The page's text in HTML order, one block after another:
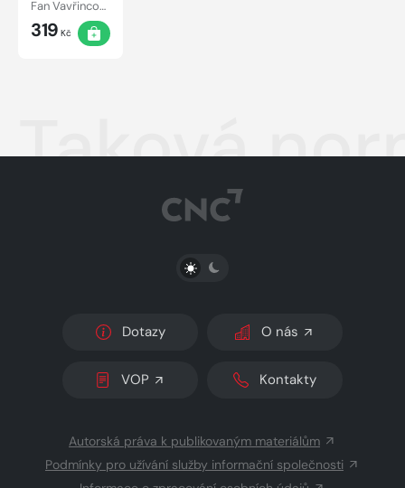
Fan Vavřincová
319 Kč
Taková
PŘEPNOUT SVĚTLÝ/TMAVÝ REŽIM
Dotazy O nás
VOP Kontakty
Autorská práva k publikovaným materiálům
Podmínky pro užívání služby informační společnosti